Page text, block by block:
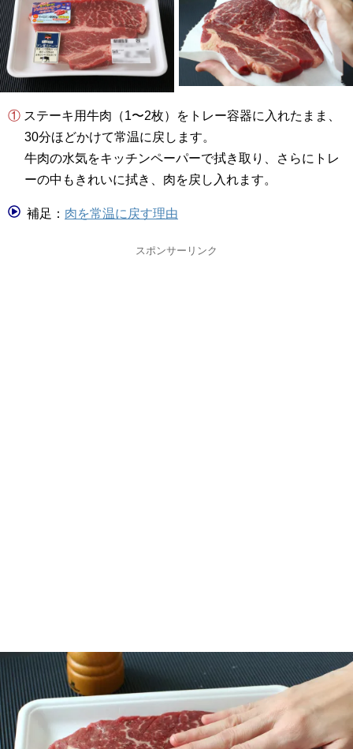
① ステーキ用牛肉（1〜2枚）をトレー容器に入れたまま、
30分ほどかけて常温に戻します。
牛肉の水気をキッチンペーパーで拭き取り、さらにトレ
ーの中もきれいに拭き、肉を戻し入れます。
補足： 肉を常温に戻す理由
スポンサーリンク